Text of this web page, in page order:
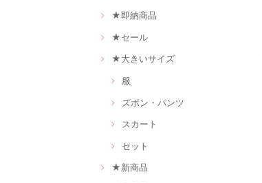
★即納商品
★セール
★大きいサイズ
服
ズボン・パンツ
スカート
セット
★新商品